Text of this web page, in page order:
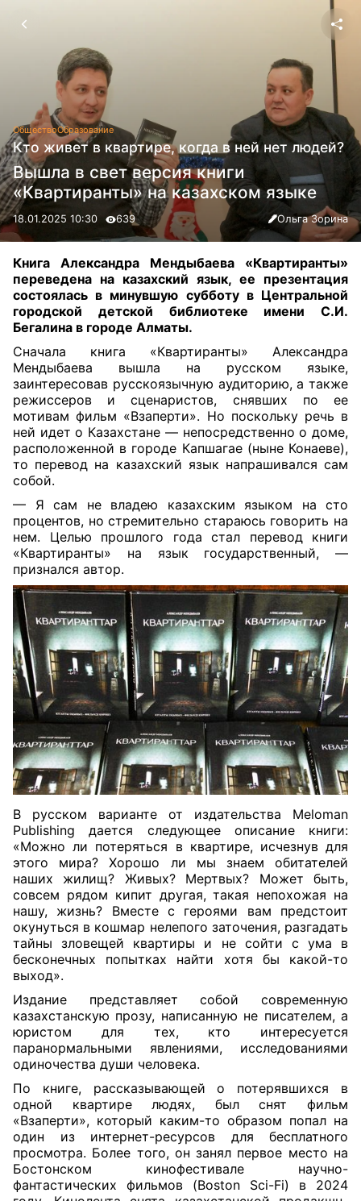
ОбществоОбразование
Кто живет в квартире, когда в ней нет людей?
Вышла в свет версия книги
«Квартиранты» на казахском языке
18.01.2025 10:30 639 Ольга Зорина
Книга Александра Мендыбаева «Квартиранты»
переведена на казахский язык, ее презентация
состоялась в минувшую субботу в Центральной
городской детской библиотеке имени С.И.
Бегалина в городе Алматы.
Сначала книга «Квартиранты» Александра
Мендыбаева вышла на русском языке,
заинтересовав русскоязычную аудиторию, а также
режиссеров и сценаристов, снявших по ее
мотивам фильм «Взаперти». Но поскольку речь в
ней идет о Казахстане — непосредственно о доме,
расположенной в городе Капшагае (ныне Конаеве),
то перевод на казахский язык напрашивался сам
собой.
— Я сам не владею казахским языком на сто
процентов, но стремительно стараюсь говорить на
нем. Целью прошлого года стал перевод книги
«Квартиранты» на язык государственный, —
признался автор.
В русском варианте от издательства Meloman
Publishing дается следующее описание книги:
«Можно ли потеряться в квартире, исчезнув для
этого мира? Хорошо ли мы знаем обитателей
наших жилищ? Живых? Мертвых? Может быть,
совсем рядом кипит другая, такая непохожая на
нашу, жизнь? Вместе с героями вам предстоит
окунуться в кошмар нелепого заточения, разгадать
тайны зловещей квартиры и не сойти с ума в
бесконечных попытках найти хотя бы какой-то
выход».
Издание представляет собой современную
казахстанскую прозу, написанную не писателем, а
юристом для тех, кто интересуется
паранормальными явлениями, исследованиями
одиночества души человека.
По книге, рассказывающей о потерявшихся в
одной квартире людях, был снят фильм
«Взаперти», который каким-то образом попал на
один из интернет-ресурсов для бесплатного
просмотра. Более того, он занял первое место на
Бостонском кинофестивале научно-
фантастических фильмов (Boston Sci-Fi) в 2024